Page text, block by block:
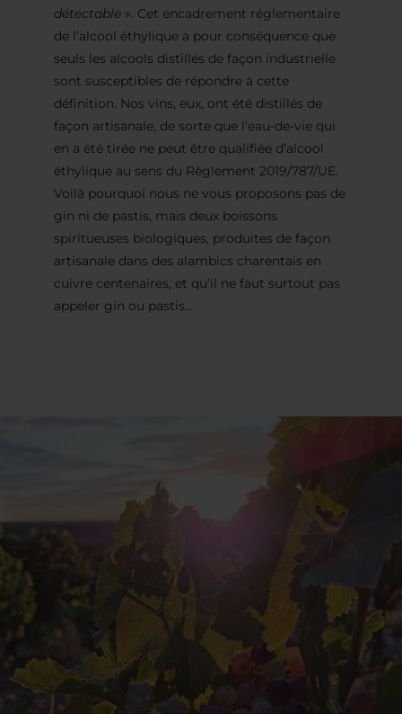
détectable ». Cet encadrement réglementaire
de l’alcool éthylique a pour conséquence que
seuls les alcools distillés de façon industrielle
sont susceptibles de répondre à cette
définition. Nos vins, eux, ont été distillés de
façon artisanale, de sorte que l’eau-de-vie qui
en a été tirée ne peut être qualifiée d’alcool
éthylique au sens du Règlement 2019/787/UE.
Voilà pourquoi nous ne vous proposons pas de
gin ni de pastis, mais deux boissons
spiritueuses biologiques, produites de façon
artisanale dans des alambics charentais en
cuivre centenaires, et qu’il ne faut surtout pas
appeler gin ou pastis…